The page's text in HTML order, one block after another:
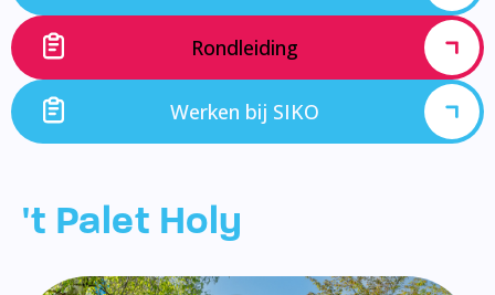
Rondleiding
Werken bij SIKO
't Palet Holy